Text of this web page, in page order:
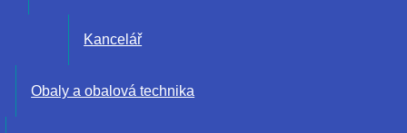
Kancelář
Obaly a obalová technika